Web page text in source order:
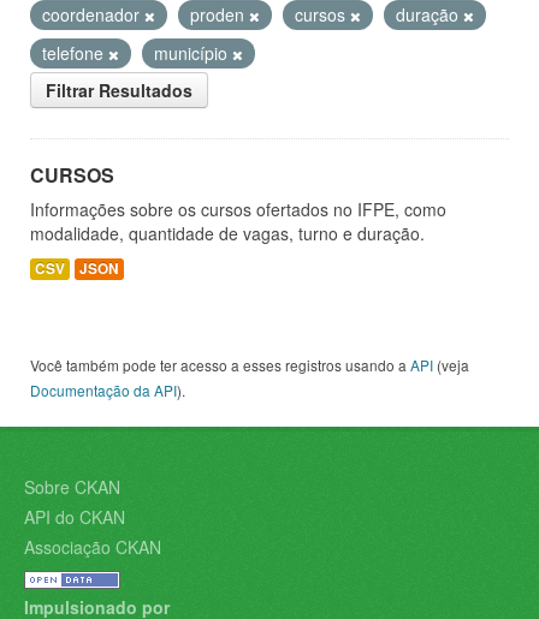
coordenador
proden cursos
duração
telefone
município
Filtrar Resultados
CURSOS
Informações sobre os cursos ofertados no IFPE, como
modalidade, quantidade de vagas, turno e duração.
CSV JSON
Você também pode ter acesso a esses registros usando a API (veja
Documentação da API).
Sobre CKAN
API do CKAN
Associação CKAN
Impulsionado por